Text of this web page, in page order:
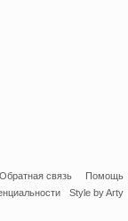
Обратная связь
Помощь
Style by Arty